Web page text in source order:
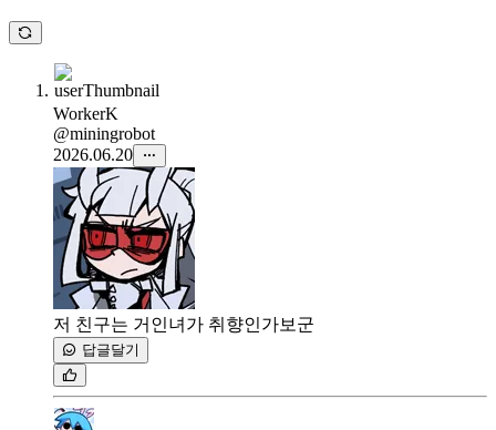
WorkerK
@miningrobot
2026.06.20
저 친구는 거인녀가 취향인가보군
답글달기